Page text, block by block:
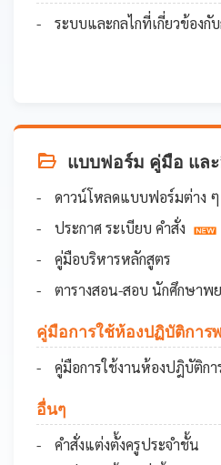
ระบบและกลไกที่เกี่ยวข้องกั
แบบฟอร์ม คู่มือ แล
ดาวน์โหลดแบบฟอร์มต่าง ๆ
ประกาศ ระเบียบ คำสั่ง
คู่มือบริหารหลักสูตร
ตารางสอน-สอบ นักศึกษา
คู่มือการใช้ห้องปฏิบัติการ
คู่มือการใช้งานห้องปฎิบัติก
อื่นๆ
คำสั่งแต่งตั้งครูประจำชั้น